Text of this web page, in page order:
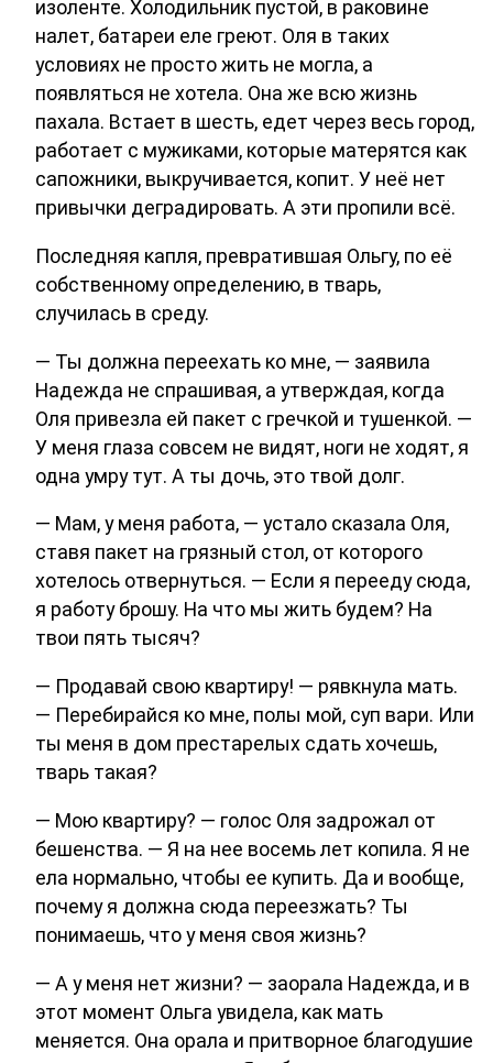
изоленте. Холодильник пустой, в раковине
налет, батареи еле греют. Оля в таких
условиях не просто жить не могла, а
появляться не хотела. Она же всю жизнь
пахала. Встает в шесть, едет через весь город,
работает с мужиками, которые матерятся как
сапожники, выкручивается, копит. У неё нет
привычки деградировать. А эти пропили всё.
Последняя капля, превратившая Ольгу, по её
собственному определению, в тварь,
случилась в среду.
— Ты должна переехать ко мне, — заявила
Надежда не спрашивая, а утверждая, когда
Оля привезла ей пакет с гречкой и тушенкой. —
У меня глаза совсем не видят, ноги не ходят, я
одна умру тут. А ты дочь, это твой долг.
— Мам, у меня работа, — устало сказала Оля,
ставя пакет на грязный стол, от которого
хотелось отвернуться. — Если я перееду сюда,
я работу брошу. На что мы жить будем? На
твои пять тысяч?
— Продавай свою квартиру! — рявкнула мать.
— Перебирайся ко мне, полы мой, суп вари. Или
ты меня в дом престарелых сдать хочешь,
тварь такая?
— Мою квартиру? — голос Оля задрожал от
бешенства. — Я на нее восемь лет копила. Я не
ела нормально, чтобы ее купить. Да и вообще,
почему я должна сюда переезжать? Ты
понимаешь, что у меня своя жизнь?
— А у меня нет жизни? — заорала Надежда, и в
этот момент Ольга увидела, как мать
меняется. Она орала и притворное благодушие